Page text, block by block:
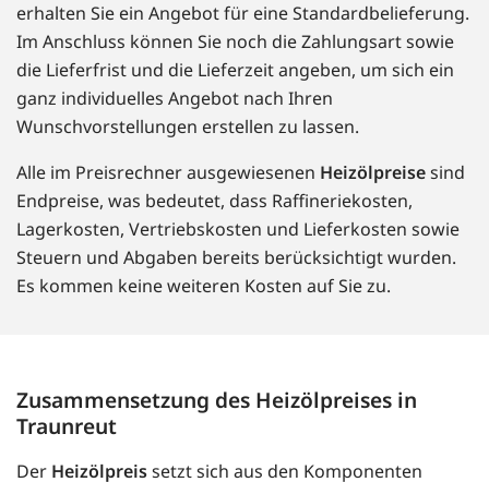
erhalten Sie ein Angebot für eine Standardbelieferung.
Im Anschluss können Sie noch die Zahlungsart sowie
die Lieferfrist und die Lieferzeit angeben, um sich ein
ganz individuelles Angebot nach Ihren
Wunschvorstellungen erstellen zu lassen.
Alle im Preisrechner ausgewiesenen Heizölpreisesind
Endpreise, was bedeutet, dass Raffineriekosten,
Lagerkosten, Vertriebskosten und Lieferkosten sowie
Steuern und Abgaben bereits berücksichtigt wurden.
Es kommen keine weiteren Kosten auf Sie zu.
Zusammensetzung des Heizölpreises in
Traunreut
Der Heizölpreissetzt sich aus den Komponenten